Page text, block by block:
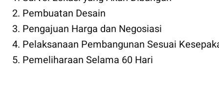
Pembuatan Desain
Pengajuan Harga dan Negosiasi
Pelaksanaan Pembangunan Sesuai
Pemeliharaan Selama 60 Hari